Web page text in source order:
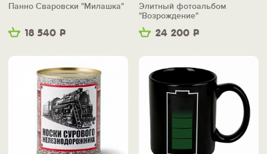
18 540 Р
Панно Сваровски "Милашка"
24 200 Р
Элитный фотоальбом
"Возрождение"